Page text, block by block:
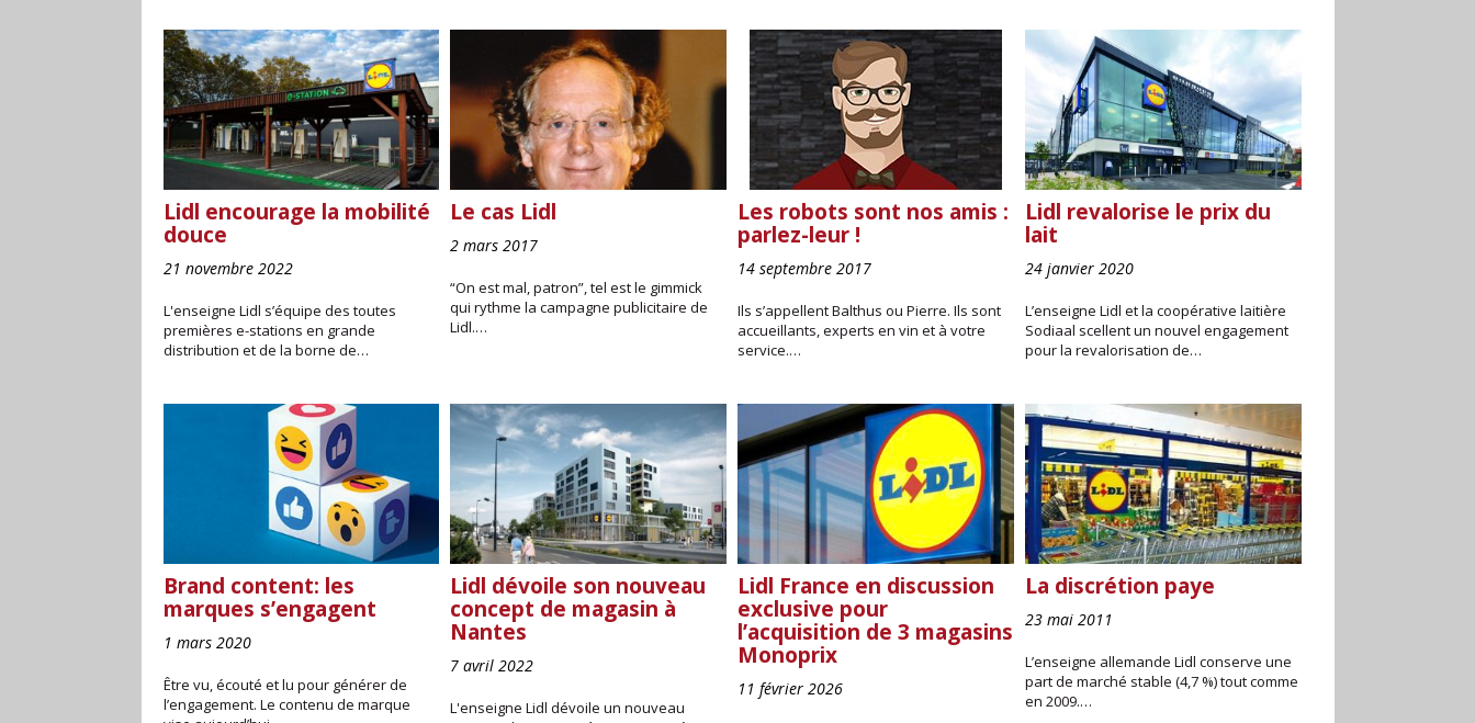
Lidl encourage la mobilité
douce
21 novembre 2022
L'enseigne Lidl s’équipe des toutes
premières e-stations en grande
distribution et de la borne de…
Le cas Lidl
2 mars 2017
“On est mal, patron”, tel est le gimmick
qui rythme la campagne publicitaire de
Lidl.…
Les robots sont nos amis :
parlez-leur !
14 septembre 2017
Ils s’appellent Balthus ou Pierre. Ils sont
accueillants, experts en vin et à votre
service.…
Lidl revalorise le prix du
lait
24 janvier 2020
L’enseigne Lidl et la coopérative laitière
Sodiaal scellent un nouvel engagement
pour la revalorisation de…
Brand content: les
marques s’engagent
1 mars 2020
Être vu, écouté et lu pour générer de
l’engagement. Le contenu de marque
Lidl dévoile son nouveau
concept de magasin à
Nantes
7 avril 2022
L'enseigne Lidl dévoile un nouveau
Lidl France en discussion
exclusive pour
l’acquisition de 3 magasins
Monoprix
11 février 2026
La discrétion paye
23 mai 2011
L’enseigne allemande Lidl conserve une
part de marché stable (4,7 %) tout comme
en 2009.…